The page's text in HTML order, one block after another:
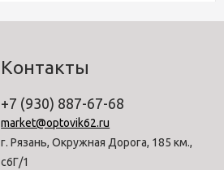
Контакты
+7 (930) 887-67-68
market@optovik62.ru
г. Рязань, Окружная Дорога, 185 км.,
с6Г/1